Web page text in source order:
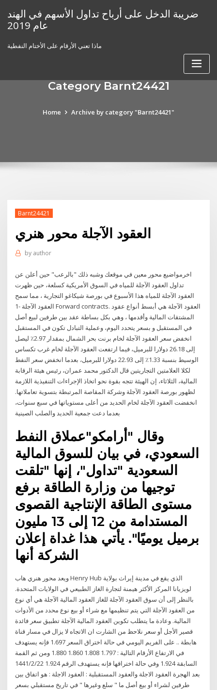
content
ضريبة الدخل على أرباح تداول الأسهم في الهند
عام 2019
ماذا تعني الأرقام على الأختام النفطية
Category Barnt24421
Home Archive by category "Barnt24421"
Barnt24421
العقود الآجلة محور هنري
by author
اخرمواضيع محور معين في موقعك وشبه ذلك "بالرعب" حين أعلن عن
تداول العقود الآجلة للمياه في السوق الأمريكية كسلعة، حين ظهرت
العقود الآجلة للمياه هذا الأسبوع في بورصة شيكاغو التجارية ، مما سمح
1- العقود الآجلة Forward contracts. العقود الآجلة هي أبسط أنواع عقود
المشتقات المالية وأقدمها ، وهي بكل بساطة عقد بين طرفين لبيع أصل
في المستقبل و بسعر يتحدد اليوم، وعملية التبادل تكون في المستقبل
انخفض سعر العقود الآجلة لخام برنت بحر الشمال بمقدار 2.97٪ ليصل
إلى 26.18 دولارا للبرميل، فيما ارتفعت العقود الآجلة لخام غرب تكساس
الوسيط بنسبة 1.33٪ إلى 22.93 دولارا للبرميل، بعدما انخفض سعر النفط
لكلا العلامتين التجاريتين قال الدكتور محمد عمران، رئيس هيئة الرقابة
المالية، الثلاثاء، إن الهيئة تتجه بقوة نحو اتخاذ الإجراءات التنفيذية اللازمة
لظهور بورصة العقود الآجلة وشركة المقاصة المرتبطة بتسوية تعاملاتها.
انخفضت العقود الآجلة لخام الحديد من أعلى مستوياتها في سبع سنوات،
بعدما دعت جمعية الحديد والصلب الصينية
وقال "أرامكو"عملاق النفط
السعودي، في بيان للسوق المالية
السعودية "تداول"، إنها "تلقت
توجيها من وزارة الطاقة برفع
مستوى الطاقة الإنتاجية القصوى
المستدامة من 12 إلى 13 مليون
برميل يوميًا". يأتي هذا غداة إعلان
الشركة أنها
ويعد محور هنري هاب Henry Hub الذي يقع في مدينة إيراث بولاية
لويزيانا المركز الأكثر هيمنة لتجارة الغاز الطبيعي في الولايات المتحدة.
بالنظر إلى أن سوق العقود الآجلة للغاز العقود المالية الآجلة هي أي نوع
من العقود الآجلة التي يتم تنظيمها مع شراء أو بيع نوع محدد من الأدوات
المالية. وعادة ما يتطلب تكوين العقود المالية الآجلة تطبيق سعر فائدة
قصير الأجل أو سعر نلاحظ من الشارت ان الاتجاه لا يزال في مسار قناة
هابطة .. على الفريم اليومي في حالة اختراق السعر 1.697 فإنه يستهدف
في الارتفاع الأرقام التالية : 1.797 1.808 1.860 1.880 ومن ثم القمة
السابقة 1.924 وفي حالة اختراقها فإنه يستهدف الرقم 1.924 22‏‏/2‏‏/1441
بعد الهجرة العقود الاجلة والعقود المستقبلية : العقود الاجلة : هو اتفاق بين
طرفين لشراء أو بيع أصل ما " سلع وغيرها " في تاريخ مستقبلي بسعر